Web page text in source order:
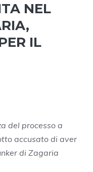
NEL
IL
del processo a
accusato di aver
di Zagaria